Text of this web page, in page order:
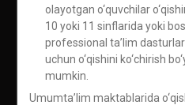
olayotgan o‘quvchilar
10 yoki 11 sinflarida yoki
professional ta’lim
uchun o‘qishini ko‘chirish
mumkin.
Umumta’lim maktablarida